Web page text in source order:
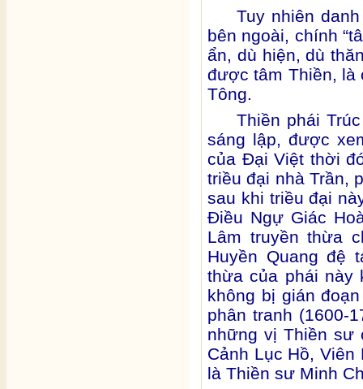
Tuy nhiên
bên ngoài, chính
ẩn, dù hiện, dù
được tâm Thiền, là
Tông.
Thiền phái
sáng lập, được
của Đại Việt thời
triều đại nhà Trần,
sau khi triều đại
Điều Ngự Giác
Lâm truyền thừa
Huyền Quang đệ
thừa của phái này
không bị gián
phân tranh (1600-
những vị Thiền sư
Cảnh Lục Hồ,
là Thiền sư Minh